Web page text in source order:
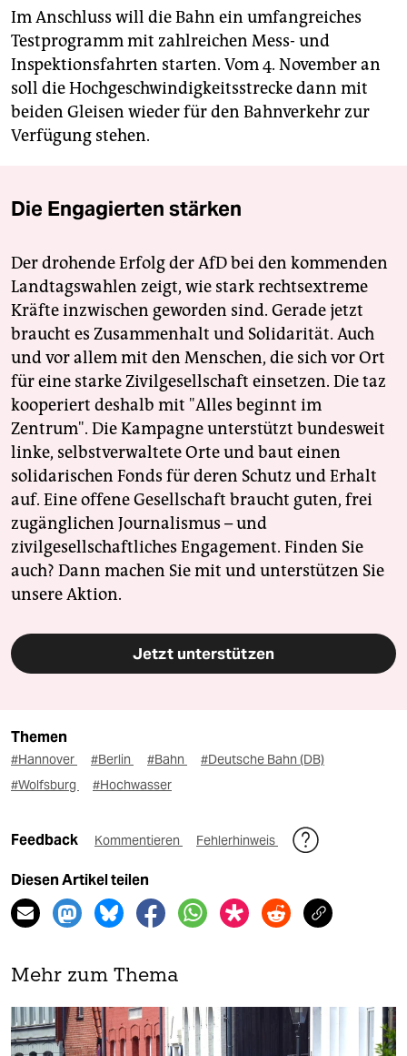
Im Anschluss will die Bahn ein umfangreiches
Testprogramm mit zahlreichen Mess- und
Inspektionsfahrten starten. Vom 4. November an
soll die Hochgeschwindigkeitsstrecke dann mit
beiden Gleisen wieder für den Bahnverkehr zur
Verfügung stehen.
Die Engagierten stärken
Der drohende Erfolg der AfD bei den kommenden
Landtagswahlen zeigt, wie stark rechtsextreme
Kräfte inzwischen geworden sind. Gerade jetzt
braucht es Zusammenhalt und Solidarität. Auch
und vor allem mit den Menschen, die sich vor Ort
für eine starke Zivilgesellschaft einsetzen. Die taz
kooperiert deshalb mit "Alles beginnt im
Zentrum". Die Kampagne unterstützt bundesweit
linke, selbstverwaltete Orte und baut einen
solidarischen Fonds für deren Schutz und Erhalt
auf. Eine offene Gesellschaft braucht guten, frei
zugänglichen Journalismus – und
zivilgesellschaftliches Engagement. Finden Sie
auch? Dann machen Sie mit und unterstützen Sie
unsere Aktion.
Jetzt unterstützen
Themen
#Hannover #Berlin #Bahn
#Deutsche Bahn (DB)
#Wolfsburg
#Hochwasser
Feedback Kommentieren Fehlerhinweis
Diesen Artikel teilen
Mehr zum Thema